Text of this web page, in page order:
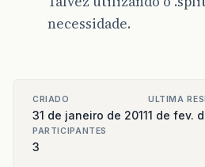
}
else
sub &lt; 10)
segundos =
necessidade.
CRIADO
31 de janeiro de 2011
ULTIMA
1 de fev.
PARTICIPANTES
3